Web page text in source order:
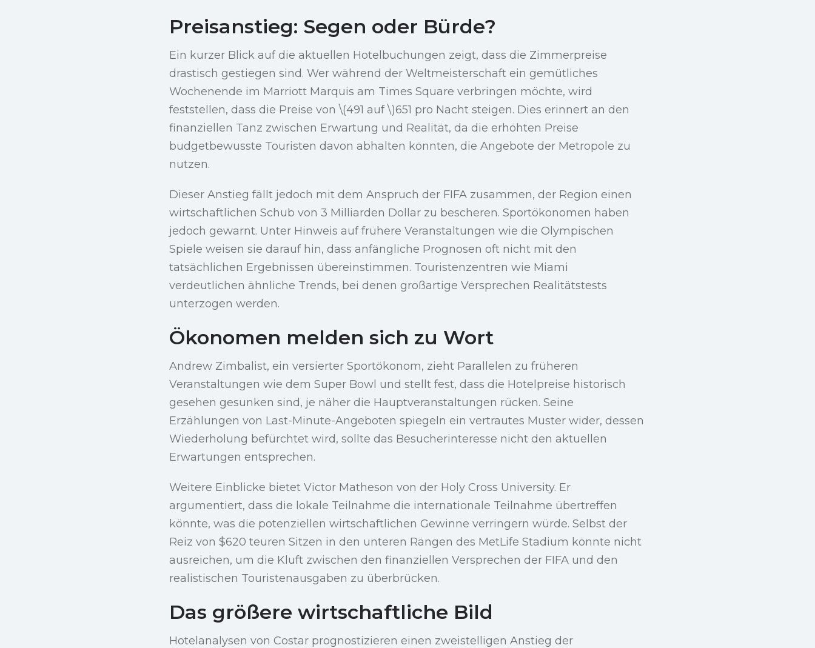
Preisanstieg: Segen oder Bürde?
Ein kurzer Blick auf die aktuellen Hotelbuchungen zeigt, dass die Zimmerpreise
drastisch gestiegen sind. Wer während der Weltmeisterschaft ein gemütliches
Wochenende im Marriott Marquis am Times Square verbringen möchte, wird
feststellen, dass die Preise von \(491 auf \)651 pro Nacht steigen. Dies erinnert an den
finanziellen Tanz zwischen Erwartung und Realität, da die erhöhten Preise
budgetbewusste Touristen davon abhalten könnten, die Angebote der Metropole zu
nutzen.
Dieser Anstieg fällt jedoch mit dem Anspruch der FIFA zusammen, der Region einen
wirtschaftlichen Schub von 3 Milliarden Dollar zu bescheren. Sportökonomen haben
jedoch gewarnt. Unter Hinweis auf frühere Veranstaltungen wie die Olympischen
Spiele weisen sie darauf hin, dass anfängliche Prognosen oft nicht mit den
tatsächlichen Ergebnissen übereinstimmen. Touristenzentren wie Miami
verdeutlichen ähnliche Trends, bei denen großartige Versprechen Realitätstests
unterzogen werden.
Ökonomen melden sich zu Wort
Andrew Zimbalist, ein versierter Sportökonom, zieht Parallelen zu früheren
Veranstaltungen wie dem Super Bowl und stellt fest, dass die Hotelpreise historisch
gesehen gesunken sind, je näher die Hauptveranstaltungen rücken. Seine
Erzählungen von Last-Minute-Angeboten spiegeln ein vertrautes Muster wider, dessen
Wiederholung befürchtet wird, sollte das Besucherinteresse nicht den aktuellen
Erwartungen entsprechen.
Weitere Einblicke bietet Victor Matheson von der Holy Cross University. Er
argumentiert, dass die lokale Teilnahme die internationale Teilnahme übertreffen
könnte, was die potenziellen wirtschaftlichen Gewinne verringern würde. Selbst der
Reiz von $620 teuren Sitzen in den unteren Rängen des MetLife Stadium könnte nicht
ausreichen, um die Kluft zwischen den finanziellen Versprechen der FIFA und den
realistischen Touristenausgaben zu überbrücken.
Das größere wirtschaftliche Bild
Hotelanalysen von Costar prognostizieren einen zweistelligen Anstieg der